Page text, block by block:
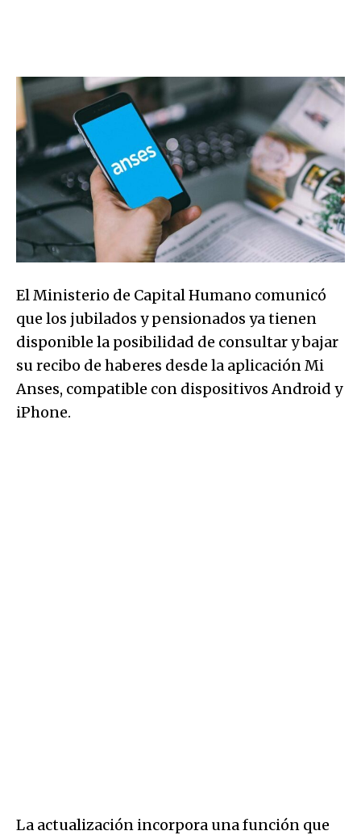
El Ministerio de Capital Humano comunicó
que los jubilados y pensionados ya tienen
disponible la posibilidad de consultar y bajar
su recibo de haberes desde la aplicación Mi
Anses, compatible con dispositivos Android y
iPhone.
La actualización incorpora una función que